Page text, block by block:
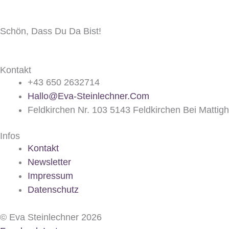
Schön, Dass Du Da Bist!
Kontakt
+43 650 2632714
Hallo@eva-Steinlechner.com
Feldkirchen Nr. 103 5143 Feldkirchen Bei
Infos
Kontakt
Newsletter
Impressum
Datenschutz
© Eva Steinlechner 2026